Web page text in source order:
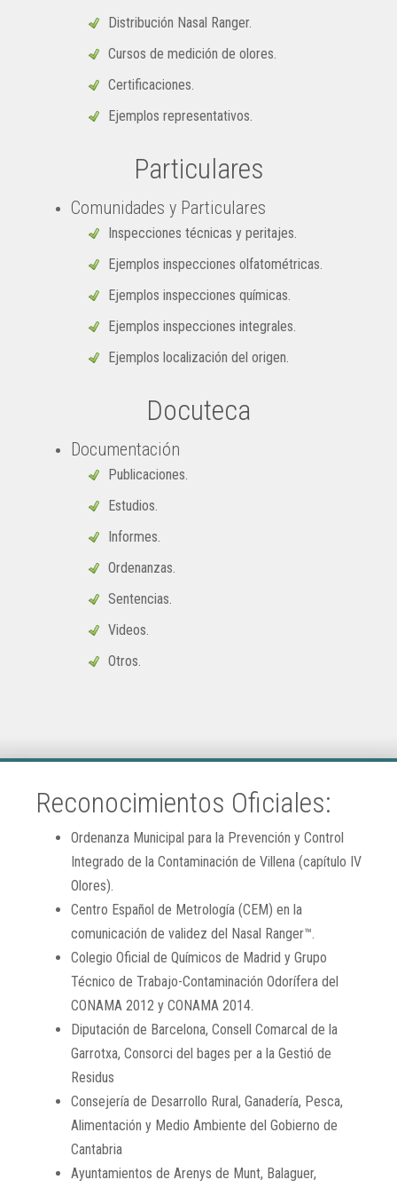
Distribución Nasal Ranger.
Cursos de medición de olores.
Certificaciones.
Ejemplos representativos.
Particulares
Comunidades y Particulares
Inspecciones técnicas y peritajes.
Ejemplos inspecciones olfatométricas.
Ejemplos inspecciones químicas.
Ejemplos inspecciones integrales.
Ejemplos localización del origen.
Docuteca
Documentación
Publicaciones.
Estudios.
Informes.
Ordenanzas.
Sentencias.
Videos.
Otros.
Reconocimientos Oficiales:
Ordenanza Municipal para la Prevención y Control
Integrado de la Contaminación de Villena (capítulo IV
Olores).
Centro Español de Metrología (CEM) en la
comunicación de validez del Nasal Ranger™.
Colegio Oficial de Químicos de Madrid y Grupo
Técnico de Trabajo-Contaminación Odorífera del
CONAMA 2012 y CONAMA 2014.
Diputación de Barcelona, Consell Comarcal de la
Garrotxa, Consorci del bages per a la Gestió de
Residus
Consejería de Desarrollo Rural, Ganadería, Pesca,
Alimentación y Medio Ambiente del Gobierno de
Cantabria
Ayuntamientos de Arenys de Munt, Balaguer,